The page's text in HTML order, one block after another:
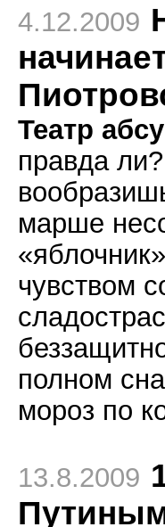
4.12.2009
Театр
правда
марше
чувством
полном
мороз по
13.8.2009